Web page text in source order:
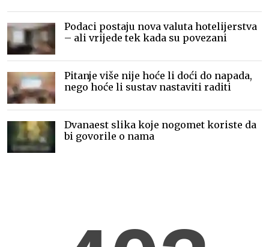
Podaci postaju nova valuta hotelijerstva
– ali vrijede tek kada su povezani
Pitanje više nije hoće li doći do napada,
nego hoće li sustav nastaviti raditi
Dvanaest slika koje nogomet koriste da
bi govorile o nama